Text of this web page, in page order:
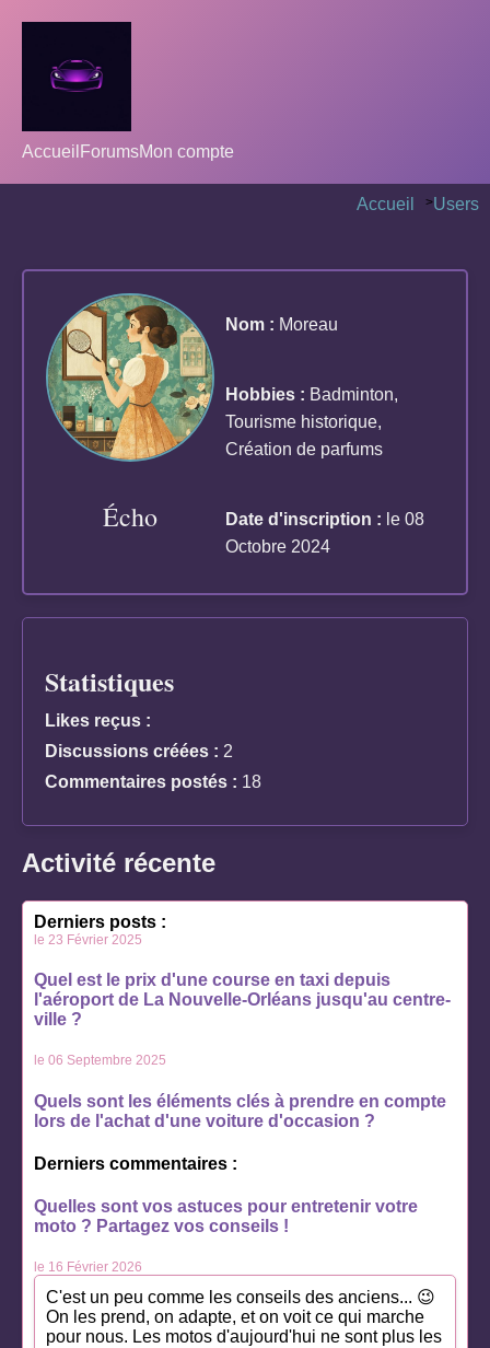
Accueil ForumsMon compte
Accueil >Users
Écho
Nom : Moreau
Hobbies : Badminton,
Tourisme historique,
Création de parfums
Date d'inscription : le 08
Octobre 2024
Statistiques
Likes reçus :
Discussions créées : 2
Commentaires postés : 18
Activité récente
Derniers posts :
le 23 Février 2025
Quel est le prix d'une course en taxi depuis
l'aéroport de La Nouvelle-Orléans jusqu'au centre-
ville ?
le 06 Septembre 2025
Quels sont les éléments clés à prendre en compte
lors de l'achat d'une voiture d'occasion ?
Derniers commentaires :
Quelles sont vos astuces pour entretenir votre
moto ? Partagez vos conseils !
le 16 Février 2026
C'est un peu comme les conseils des anciens... 😉
On les prend, on adapte, et on voit ce qui marche
pour nous. Les motos d'aujourd'hui ne sont plus les